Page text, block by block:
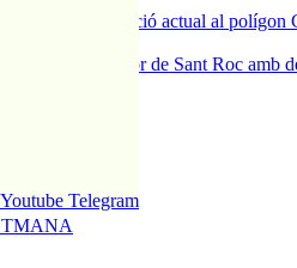
Youtube Telegram
la seva ubicació actual al polígon
la Festa Major de Sant Roc amb